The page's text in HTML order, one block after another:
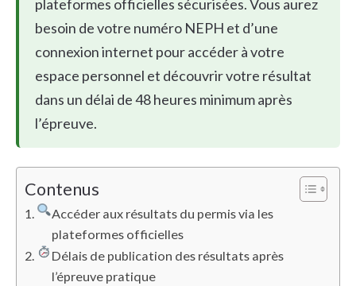
plateformes officielles sécurisées. Vous aurez
besoin de votre numéro NEPH et d’une
connexion internet pour accéder à votre
espace personnel et découvrir votre résultat
dans un délai de 48 heures minimum après
l’épreuve.
Contenus
Accéder aux résultats du permis via les
plateformes officielles
Délais de publication des résultats après
l’épreuve pratique